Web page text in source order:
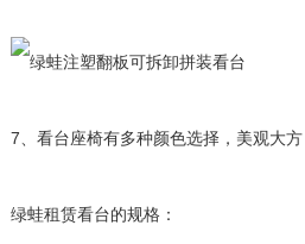
7、看台座椅有多种颜色选择，美观大方
绿蛙租赁看台的规格：